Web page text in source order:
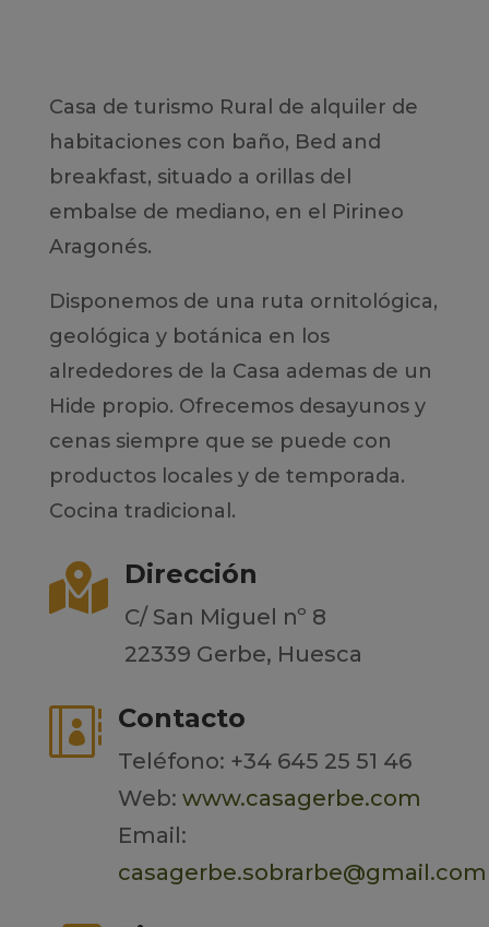
Casa de turismo Rural de alquiler de
habitaciones con baño, Bed and
breakfast, situado a orillas del
embalse de mediano, en el Pirineo
Aragonés.
Disponemos de una ruta ornitológica,
geológica y botánica en los
alrededores de la Casa ademas de un
Hide propio. Ofrecemos desayunos y
cenas siempre que se puede con
productos locales y de temporada.
Cocina tradicional.
 Dirección
C/ San Miguel nº 8
22339 Gerbe, Huesca
 Contacto
Teléfono: +34 645 25 51 46
Web: www.casagerbe.com
Email:
casagerbe.sobrarbe@gmail.com